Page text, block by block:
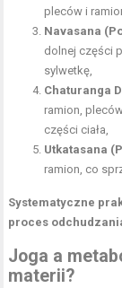
pleców i
Navasana
dolnej części
sylwetkę,
Chaturanga
ramion,
części ciała,
Utkatasana
ramion, co
Systematyczne
proces
Joga a
materii?